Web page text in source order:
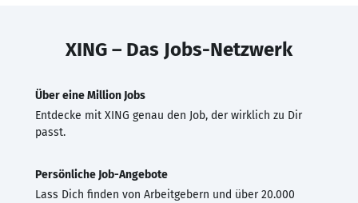
XING – Das Jobs-Netzwerk
Über eine Million Jobs
Entdecke mit XING genau den Job, der wirklich zu Dir
passt.
Persönliche Job-Angebote
Lass Dich finden von Arbeitgebern und über 20.000